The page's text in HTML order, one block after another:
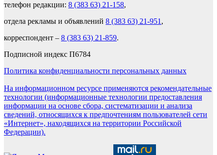
телефон редакции: 8 (383 63) 21-158,
отдела рекламы и объявлений 8 (383 63) 21-951 ,
корреспондент – 8 (383 63) 21-859.
Подписной индекс П6784
Политика конфиденциальности персональных данных
На информационном ресурсе применяются рекомендательные
технологии (информационные технологии предоставления
информации на основе сбора, систематизации и анализа
сведений, относящихся к предпочтениям пользователей сети
«Интернет», находящихся на территории Российской
Федерации).